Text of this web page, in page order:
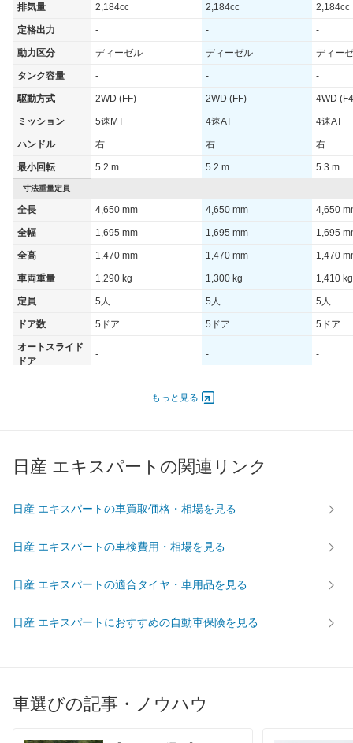
排気量 2,184cc 2,184cc 2,184cc
定格出力 - - -
動力区分 ディーゼル ディーゼル ディー
タンク容量 - - -
駆動方式 2WD (FF) 2WD (FF) 4WD
ミッション 5速MT 4速AT 4速AT
ハンドル 右 右 右
最小回転 5.2 m 5.2 m 5.3 m
寸法重量定員
全長 4,650 mm 4,650 mm 4,650
全幅 1,695 mm 1,695 mm 1,695
全高 1,470 mm 1,470 mm 1,470
車両重量 1,290 kg 1,300 kg 1,410 kg
定員 5人 5人 5人
ドア数 5ドア 5ドア 5ドア
オートスライド
ドア
- - -
58.00 [79]/ 4,000 58.00 [79]/ 4,000
タイヤ
後輪サイズ 165R14-6PRLT 165R14-6PRLT
WLTC/市街地 - -
WLTC/高速道路 - -
60km定地 29km/L
もっと見る
日産 エキスパートの関連リンク
日産 エキスパートの車買取価格・相場を見る
日産 エキスパートの車検費用・相場を見る
日産 エキスパートの適合タイヤ・車用品を見る
日産 エキスパートにおすすめの自動車保険を見る
車選びの記事・ノウハウ